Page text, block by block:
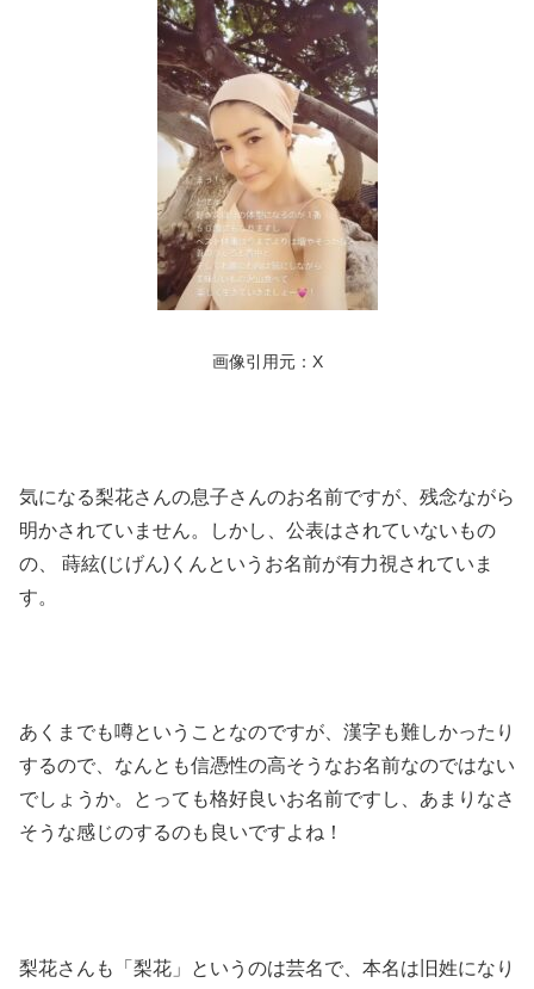
画像引用元：X
気になる梨花さんの息子さんのお名前ですが、残念ながら
明かされていません。しかし、公表はされていないもの
の、 蒔絃(じげん)くんというお名前が有力視されていま
す。
あくまでも噂ということなのですが、漢字も難しかったり
するので、なんとも信憑性の高そうなお名前なのではない
でしょうか。とっても格好良いお名前ですし、あまりなさ
そうな感じのするのも良いですよね！
梨花さんも「梨花」というのは芸名で、本名は旧姓になり